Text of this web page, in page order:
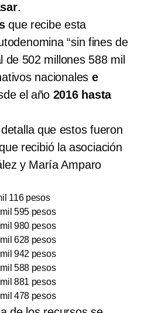
.
que recibe esta
“sin fines de
de 502 millones 588 mil
nacionales e
el año 2016 hasta
que estos fueron
recibió la asociación
y María Amparo
116 pesos
595 pesos
980 pesos
628 pesos
942 pesos
588 pesos
881 pesos
478 pesos